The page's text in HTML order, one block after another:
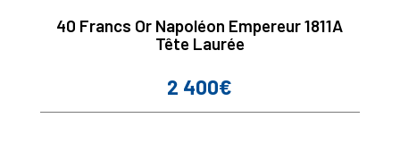
40 Francs Or Napoléon Empereur 1811A
Tête Laurée
Prix
2 400€